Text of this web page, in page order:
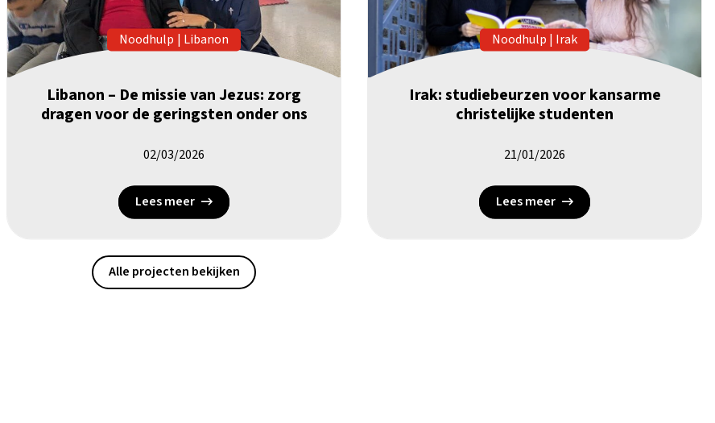
Noodhulp | Libanon
Libanon – De missie van Jezus: zorg
dragen voor de geringsten onder ons
02/03/2026
Lees meer
Noodhulp | Irak
Irak: studiebeurzen voor kansarme
christelijke studenten
21/01/2026
Lees meer
Alle projecten bekijken